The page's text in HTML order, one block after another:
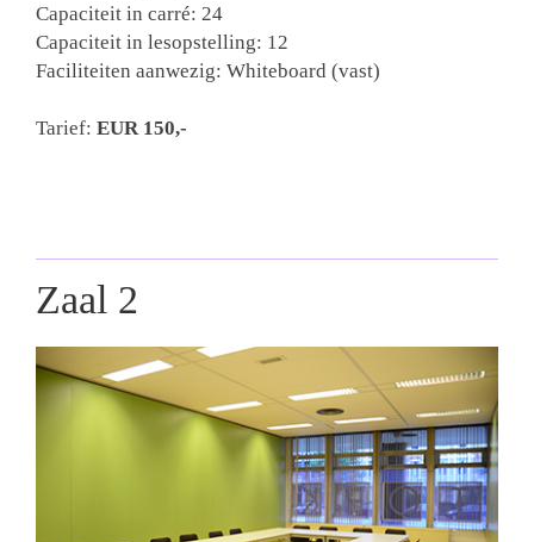
Capaciteit in carré: 24
Capaciteit in lesopstelling: 12
Faciliteiten aanwezig: Whiteboard (vast)
Tarief: EUR 150,-
Zaal 2